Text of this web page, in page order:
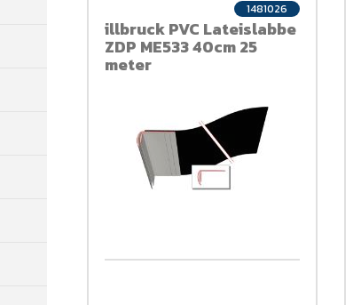
illbruck PVC Lateislabbe
ZDP ME533 40cm 25
meter
1481026